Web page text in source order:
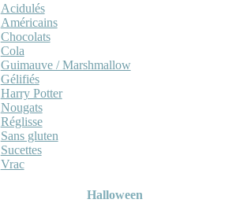
Acidulés
Américains
Chocolats
Cola
Guimauve / Marshmallow
Gélifiés
Harry Potter
Nougats
Réglisse
Sans gluten
Sucettes
Vrac
Halloween